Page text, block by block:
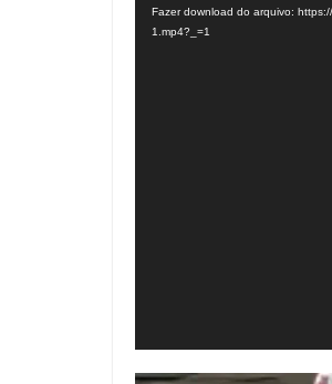
vídeo
Fazer download do arquivo:
1.mp4?_=1